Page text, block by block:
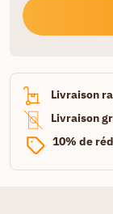
Livraison
Livraison
10% de